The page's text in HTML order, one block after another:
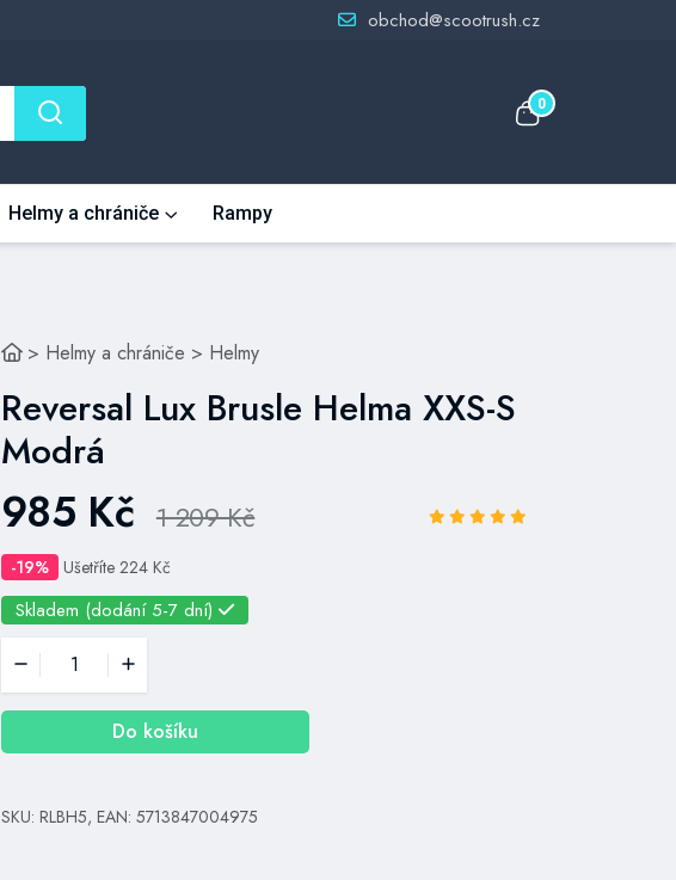
obchod@scootrush.cz
0
Helmy a chrániče Rampy
> Helmy a chrániče > Helmy
Reversal Lux Brusle Helma XXS-S
Modrá
985 Kč 1 209 Kč
-19% Ušetříte 224 Kč
Skladem (dodání 5-7 dní)
Do košíku
SKU: RLBH5, EAN: 5713847004975